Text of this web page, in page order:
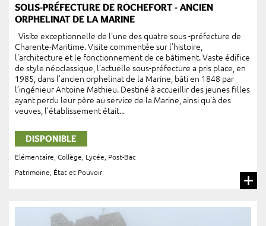
SOUS-PRÉFECTURE DE ROCHEFORT - ANCIEN
ORPHELINAT DE LA MARINE
Visite exceptionnelle de l'une des quatre sous -préfecture de
Charente-Maritime. Visite commentée sur l'histoire,
l'architecture et le fonctionnement de ce bâtiment. Vaste édifice
de style néoclassique, l’actuelle sous-préfecture a pris place, en
1985, dans l’ancien orphelinat de la Marine, bâti en 1848 par
l’ingénieur Antoine Mathieu. Destiné à accueillir des jeunes filles
ayant perdu leur père au service de la Marine, ainsi qu’à des
veuves, l’établissement était...
DISPONIBLE
Elémentaire Collège Lycée
Post-Bac
Patrimoine, État et Pouvoir